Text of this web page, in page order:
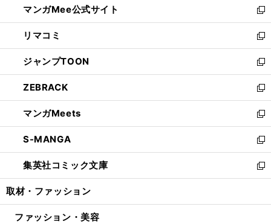
く
ド
ウ
で
開
く
ィ
ン
ド
ウ
で
開
く
い
ウ
ィ
ン
ド
ウ
で
開
く
マンガMee公式サイト
新
し
い
ウ
ィ
ン
ド
ウ
で
開
く
リマコミ
新
し
い
ウ
ィ
ン
ド
ウ
で
開
く
ジャンプTOON
新
し
い
ウ
ィ
ン
ド
ウ
で
開
ZEBRACK
新
し
い
ウ
ィ
ン
ド
ウ
開
マンガMeets
新
し
い
ウ
ィ
ン
ウ
S-MANGA
新
し
い
ウ
ン
集英社コミック文庫
新
し
ウ
取材・ファッション
ファッション・美容